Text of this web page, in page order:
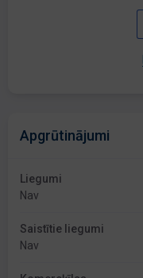
Apgrūtinājumi
Liegumi
Nav
Saistītie liegumi
Nav